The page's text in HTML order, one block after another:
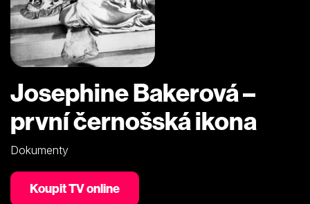
Josephine Bakerová –
první černošská ikona
Dokumenty
Koupit TV online